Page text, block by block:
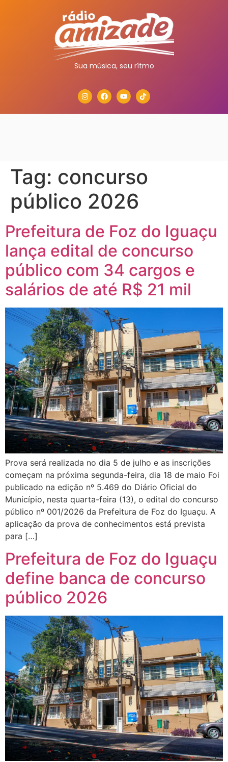
Sua música, seu rítmo
Tag: concurso
público 2026
Prefeitura de Foz do Iguaçu
lança edital de concurso
público com 34 cargos e
salários de até R$ 21 mil
Prova será realizada no dia 5 de julho e as inscrições
começam na próxima segunda-feira, dia 18 de maio Foi
publicado na edição nº 5.469 do Diário Oficial do
Município, nesta quarta-feira (13), o edital do concurso
público nº 001/2026 da Prefeitura de Foz do Iguaçu. A
aplicação da prova de conhecimentos está prevista
para […]
Prefeitura de Foz do Iguaçu
define banca de concurso
público 2026